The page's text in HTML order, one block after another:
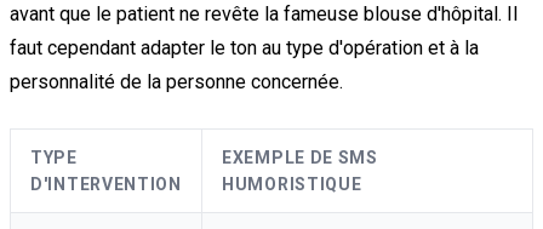
avant que le patient ne revête la fameuse blouse d'hôpital. Il
faut cependant adapter le ton au type d'opération et à la
personnalité de la personne concernée.
TYPE
D'INTERVENTION
EXEMPLE DE SMS
HUMORISTIQUE